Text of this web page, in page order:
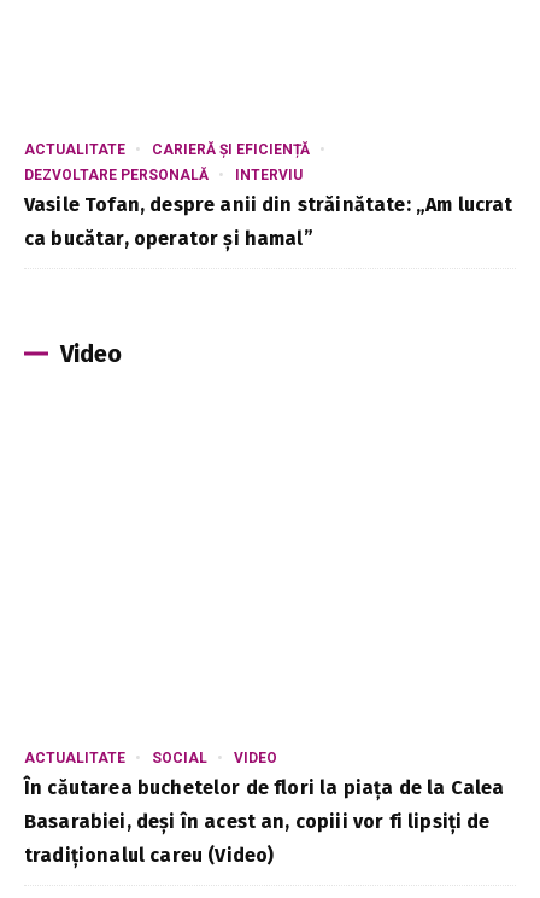
ACTUALITATE
CARIERĂ ȘI EFICIENȚĂ
DEZVOLTARE PERSONALĂ
INTERVIU
Vasile Tofan, despre anii din străinătate: „Am lucrat
ca bucătar, operator și hamal”
Video
ACTUALITATE SOCIAL VIDEO
În căutarea buchetelor de flori la piața de la Calea
Basarabiei, deși în acest an, copiii vor fi lipsiți de
tradiționalul careu (Video)